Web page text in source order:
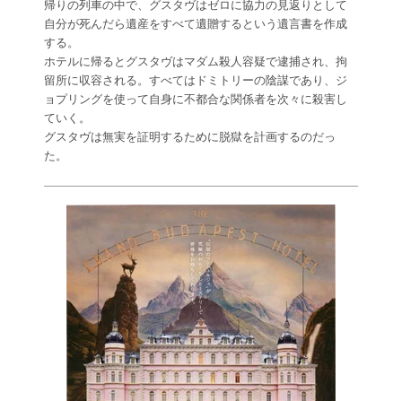
帰りの列車の中で、グスタヴはゼロに協力の見返りとして
自分が死んだら遺産をすべて遺贈するという遺言書を作成
する。
ホテルに帰るとグスタヴはマダム殺人容疑で逮捕され、拘
留所に収容される。すべてはドミトリーの陰謀であり、ジ
ョプリングを使って自身に不都合な関係者を次々に殺害し
ていく。
グスタヴは無実を証明するために脱獄を計画するのだっ
た。